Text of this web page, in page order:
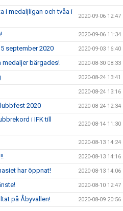
i medaljligan och tvåa i
2020-09-06 12:47
2020-09-06 11:34
september 2020 2020-09-03 16:40
medaljer bärgades! 2020-08-30 08:33
2020-08-24 13:41
2020-08-24 13:16
2020 2020-08-24 12:34
i IFK till
2020-08-14 11:30
2020-08-13 14:24
2020-08-13 14:16
har öppnat! 2020-08-13 14:06
2020-08-10 12:47
på Åbyvallen! 2020-08-09 20:56